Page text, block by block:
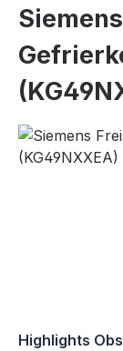
Bildergalerie
Highlights